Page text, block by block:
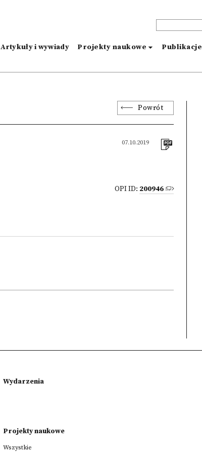
Artykuły i wywiady Projekty naukowe Publikacje
Powrót
07.10.2019
OPI ID: 200946
Wydarzenia
Projekty naukowe
Wszystkie